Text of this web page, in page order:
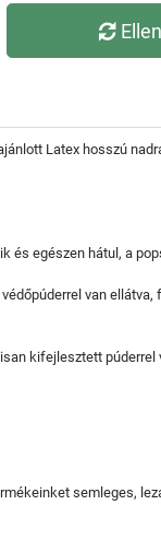
Latex hosszú
és egészen hátul, a
van
kifejlesztett
semleges,